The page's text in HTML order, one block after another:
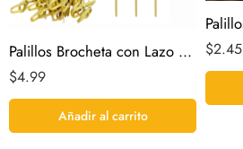
Palillos Brocheta con Lazo 100 und. Paquete
$4.99
Añadir al carrito
$2.45